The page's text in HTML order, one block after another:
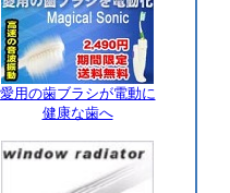
愛用の歯ブラシが電動に
健康な歯へ